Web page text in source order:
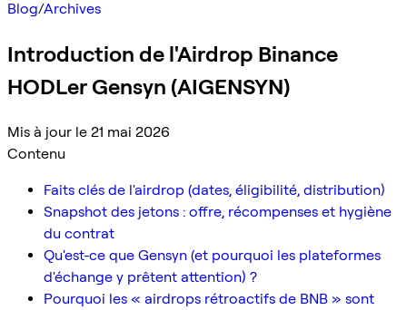
Blog/Archives
Introduction de l'Airdrop Binance
HODLer Gensyn (AIGENSYN)
Mis à jour le 21 mai 2026
Contenu
Faits clés de l'airdrop (dates, éligibilité, distribution)
Snapshot des jetons : offre, récompenses et hygiène
du contrat
Qu'est-ce que Gensyn (et pourquoi les plateformes
d'échange y prêtent attention) ?
Pourquoi les « airdrops rétroactifs de BNB » sont